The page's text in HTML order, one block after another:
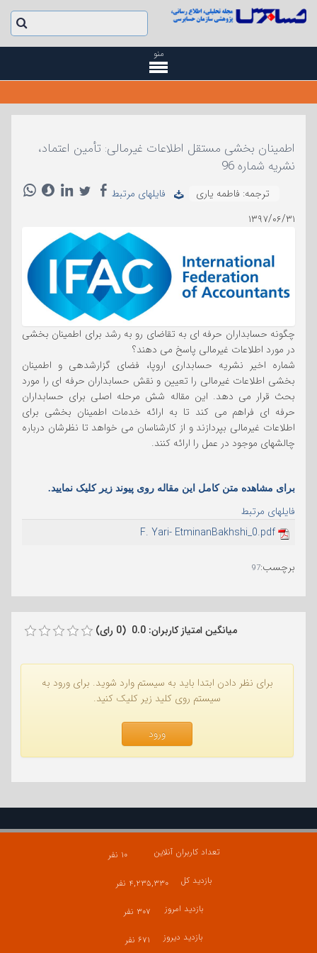
منو
اطمینان بخشی مستقل اطلاعات غیرمالی: تأمین اعتماد،
نشریه شماره 96
ترجمه: فاطمه یاری
فایلهای مرتبط
۱۳۹۷/۰۶/۳۱
چگونه حسابداران حرفه ای به تقاضای رو به رشد برای اطمینان بخشی
در مورد اطلاعات غیرمالی پاسخ می دهند؟
شماره اخیر نشریه حسابداری اروپا، فضای گزارشدهی و اطمینان
بخشی اطلاعات غیرمالی را تعیین و نقش حسابداران حرفه ای را مورد
بحث قرار می دهد. این مقاله شش مرحله اصلی برای حسابداران
حرفه ای فراهم می کند تا به ارائه خدمات اطمینان بخشی برای
اطلاعات غیرمالی بپردازند و از کارشناسان می خواهد تا نظرشان درباره
چالشهای موجود در عمل را ارائه کنند.
برای مشاهده متن کامل این مقاله روی پیوند زیر کلیک نمایید.
فایلهای مرتبط
F. Yari- EtminanBakhshi_0.pdf
برچسب:
97
میانگین امتیاز کاربران: 0.0 (0 رای)
برای نظر دادن ابتدا باید به سیستم وارد شوید. برای ورود به
سیستم روی کلید زیر کلیک کنید.
ورود
تعداد کاربران آنلاین
۱۰ نفر
بازدید کل
۴,۲۳۵,۳۳۰ نفر
بازدید امروز
۳۰۷ نفر
بازدید دیروز
۶۷۱ نفر